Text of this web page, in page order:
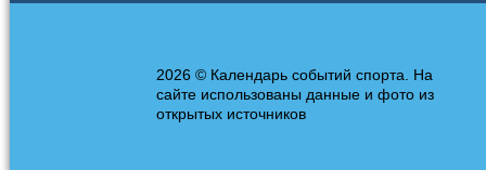
2026 © Календарь событий спорта. На
сайте использованы данные и фото из
открытых источников